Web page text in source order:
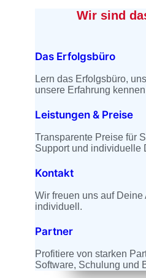
Wir sind
Das Erfolgsbüro
Lern das Erfolgsbüro,
unsere Erfahrung
Leistungen & Preise
Transparente Preise für
Support und individuelle
Kontakt
Wir freuen uns auf
individuell.
Partner
Profitiere von starken
Software, Schulung und